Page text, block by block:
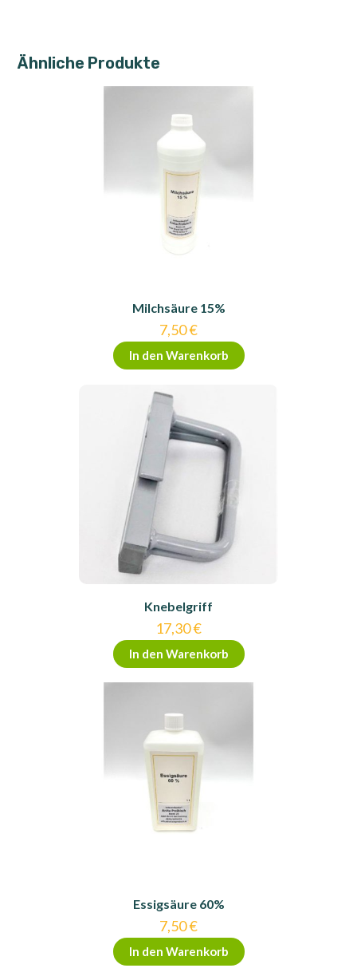
Ähnliche Produkte
Milchsäure 15%
7,50€
In den Warenkorb
Knebelgriff
17,30€
In den Warenkorb
Essigsäure 60%
7,50€
In den Warenkorb